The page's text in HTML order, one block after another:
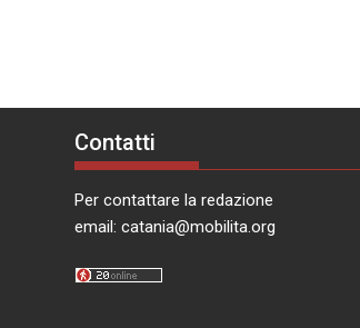
Contatti
Per contattare la redazione
email: catania@mobilita.org